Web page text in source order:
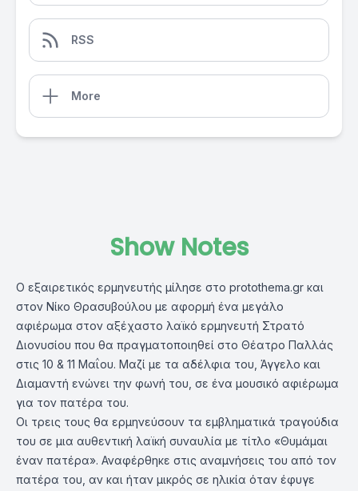
RSS
More
Show Notes
Ο εξαιρετικός ερμηνευτής μίλησε στο protothema.gr και
στον Νίκο Θρασυβούλου με αφορμή ένα μεγάλο
αφιέρωμα στον αξέχαστο λαϊκό ερμηνευτή Στρατό
Διονυσίου που θα πραγματοποιηθεί στο Θέατρο Παλλάς
στις 10 & 11 Μαΐου. Μαζί με τα αδέλφια του, Άγγελο και
Διαμαντή ενώνει την φωνή του, σε ένα μουσικό αφιέρωμα
για τον πατέρα του.
Οι τρεις τους θα ερμηνεύσουν τα εμβληματικά τραγούδια
του σε μια αυθεντική λαϊκή συναυλία με τίτλο «Θυμάμαι
έναν πατέρα». Αναφέρθηκε στις αναμνήσεις του από τον
πατέρα του, αν και ήταν μικρός σε ηλικία όταν έφυγε